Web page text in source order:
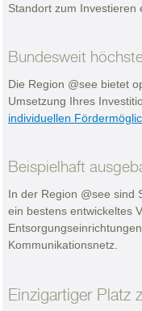
Standort zum Investieren
Bundesweit
Die Region @see bietet
Umsetzung Ihres
individuellen
Beispielhaft
In der Region @see sind
ein bestens entwickeltes
Kommunikationsnetz.
Einzigartiger Platz